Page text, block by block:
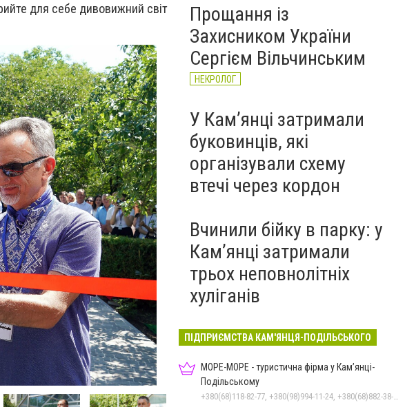
для себе дивовижний світ
Фото: ЗВО "ПДУ"
Прощання із
Захисником України
Сергієм Вільчинським
НЕКРОЛОГ
У Кам’янці затримали
буковинців, які
організували схему
втечі через кордон
Вчинили бійку в парку: у
Кам’янці затримали
трьох неповнолітніх
хуліганів
ПІДПРИЄМСТВА КАМ'ЯНЦЯ-ПОДІЛЬСЬКОГО
МОРЕ-МОРЕ - туристична фірма у Кам’янці-
Подільському
+380(68)118-82-77, +380(98)994-11-24, +380(68)882-38-28